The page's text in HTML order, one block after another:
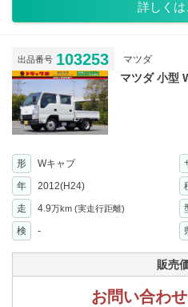
詳しくは
出品番号 103253 マツダ
マツダ 小型
形 Wキャブ
年
2012(H24)
走 4.9万km (実走行距離)
検
-
販売
お問い合わせ